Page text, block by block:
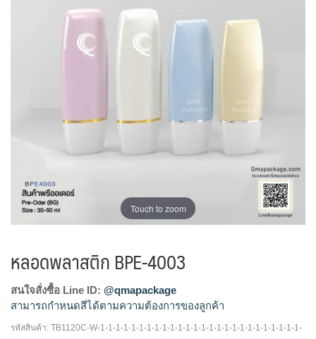
Touch to zoom
หลอดพลาสติก BPE-4003
สนใจสั่งซื้อ Line ID: @qmapackage
สามารถกำหนดสีได้ตามความต้องการของลูกค้า
รหัสสินค้า: TB1120C-W-1-1-1-1-1-1-1-1-1-1-1-1-1-1-1-1-1-1-1-1-1-1-1-1-1-1-